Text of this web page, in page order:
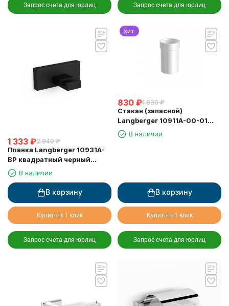
Запрос счета для юрлиц Запрос счета для юрлиц
1 333 ₽2 940 ₽
Планка Langberger 10931A-
BP квадратный черный
матовый 1 крючок
В наличии
В корзину
Купить в 1 клик
Запрос счета для юрлиц
хит
830 ₽1 830 ₽
Стакан (запасной)
Langberger 10911A-00-01
ALSTER керамика круглый
В наличии
В корзину
Купить в 1 клик
Запрос счета для юрлиц